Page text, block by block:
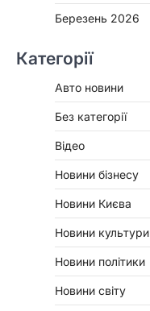
Березень 2026
Категорії
Авто новини
Без категорії
Відео
Новини бізнесу
Новини Києва
Новини культури
Новини політики
Новини світу